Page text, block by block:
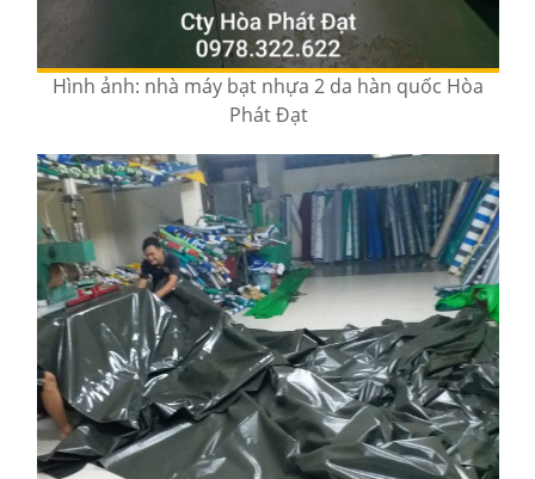
Hình ảnh: nhà máy bạt nhựa 2 da hàn quốc Hòa
Phát Đạt